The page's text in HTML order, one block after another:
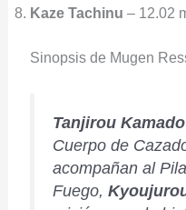
Kaze Tachinu – 12.02
Sinopsis de Mugen
Tanjirou Kamado
Cuerpo de
acompañan al
Fuego,